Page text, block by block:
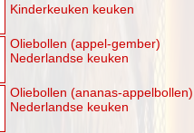
Kinderkeuken keuken
Oliebollen (appel-gember)
Nederlandse keuken
Oliebollen (ananas-appelbollen)
Nederlandse keuken